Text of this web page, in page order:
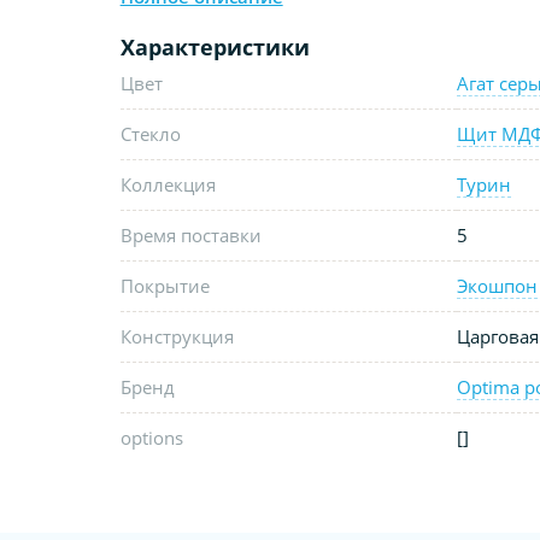
Характеристики
Цвет Агат
Стекло Щит
Коллекция Турин
Время поставки 5
Покрытие Экошпон
Конструкция Царговая
Бренд Optima
options []